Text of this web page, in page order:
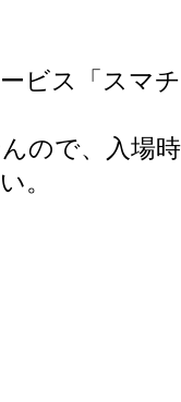
ビス「スマ
ので、入場
。